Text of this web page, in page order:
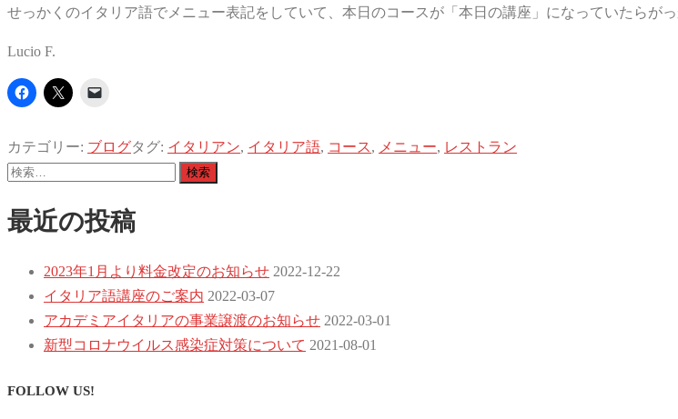
せっかくのイタリア語でメニュー表記をしていて、本日のコースが「本日の講座」になっていたらがっ
Lucio F.
カテゴリー: ブログタグ: イタリアン, イタリア語, コース, メニュー, レストラン
検
最近の投稿
2023年1月より料金改定のお知らせ 2022-12-22
イタリア語講座のご案内 2022-03-07
アカデミアイタリアの事業譲渡のお知らせ 2022-03-01
新型コロナウイルス感染症対策について 2021-08-01
FOLLOW US!